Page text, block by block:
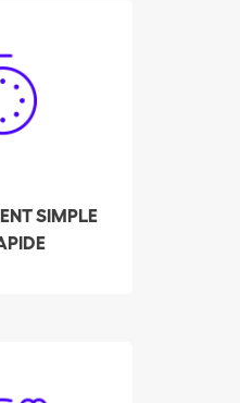
SIMPLE
Zoug en
! Notre
fait
pré-
les mieux